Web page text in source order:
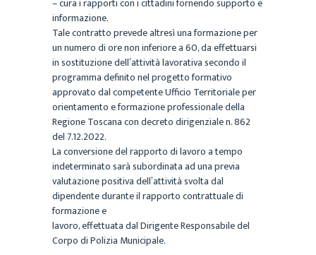
– cura i rapporti con i cittadini fornendo supporto e
informazione.
Tale contratto prevede altresì una formazione per
un numero di ore non inferiore a 60, da effettuarsi
in sostituzione dell’attività lavorativa secondo il
programma definito nel progetto formativo
approvatodal competente Ufficio Territoriale per
orientamento e formazione professionale della
RegioneToscana con decreto dirigenziale n. 862
del 7.12.2022.
La conversione del rapporto di lavoro a tempo
indeterminato sarà subordinata ad una previa
valutazione positiva dell’attività svolta dal
dipendente durante il rapporto contrattuale di
formazione e
lavoro, effettuata dal Dirigente Responsabile del
Corpo di Polizia Municipale.